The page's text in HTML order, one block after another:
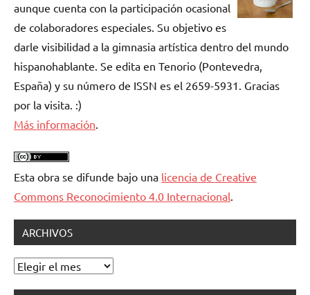
aunque cuenta con la participación ocasional
de colaboradores especiales. Su objetivo es
darle visibilidad a la gimnasia artística dentro del mundo
hispanohablante. Se edita en Tenorio (Pontevedra,
España) y su número de ISSN es el 2659-5931. Gracias
por la visita. :)
Más información.
Esta obra se difunde bajo una licencia de Creative
Commons Reconocimiento 4.0 Internacional.
ARCHIVOS
Archivos